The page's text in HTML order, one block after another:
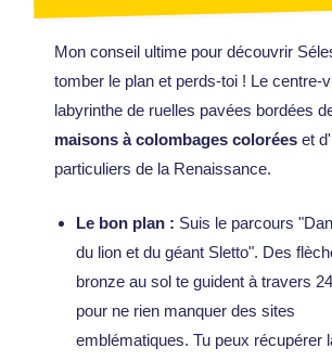
Mon conseil ultime pour découvrir
tomber le plan et perds-toi ! Le centre-
labyrinthe de ruelles pavées bordées
maisons à colombages colorées et
particuliers de la Renaissance.
Le bon plan : Suis le parcours
du lion et du géant Sletto". Des
bronze au sol te guident à travers
pour ne rien manquer des sites
emblématiques. Tu peux récupérer